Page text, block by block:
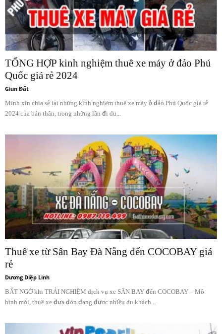
TỔNG HỢP kinh nghiệm thuê xe máy ở đảo Phú
Quốc giá rẻ 2024
Giun Đất
Mình xin chia sẻ lại những kinh nghiệm thuê xe máy ở đảo Phú Quốc giá rẻ
2024 của bản thân, trong những lần đi du...
Thuê xe từ Sân Bay Đà Nẵng đến COCOBAY giá
rẻ
Dương Diệp Linh
BẤT NGỜ khi TRẢI NGHIỆM dịch vụ xe SÂN BAY đến COCOBAY – Mô
hình mới, thuê xe đưa đón đang được nhiều du khách...